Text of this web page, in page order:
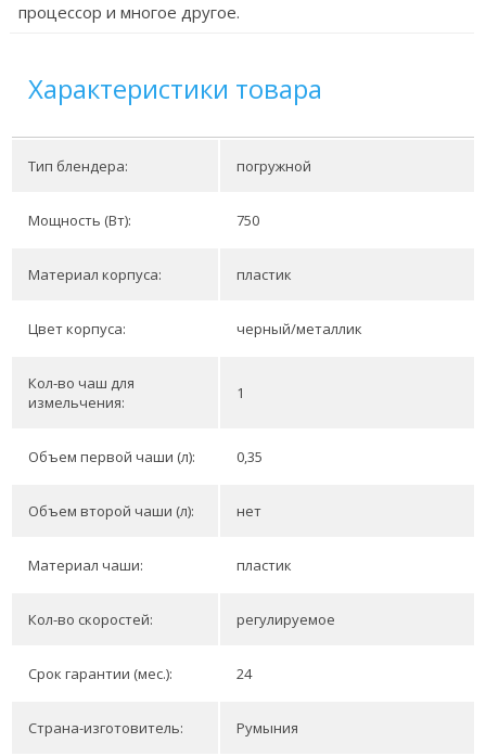
процессор и многое другое.
Характеристики товара
Тип блендера: погружной
Мощность (Вт): 750
Материал корпуса: пластик
Цвет корпуса: черный/металлик
Кол-во чаш для
измельчения:
1
Объем первой чаши (л): 0,35
Объем второй чаши (л): нет
Материал чаши: пластик
Кол-во скоростей: регулируемое
Срок гарантии (мес.): 24
Страна-изготовитель: Румыния